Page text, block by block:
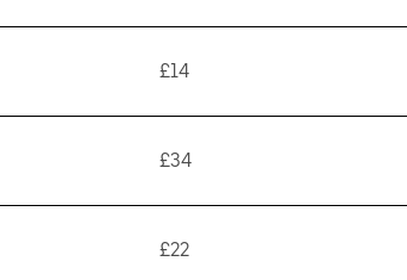
£14
£34
£22